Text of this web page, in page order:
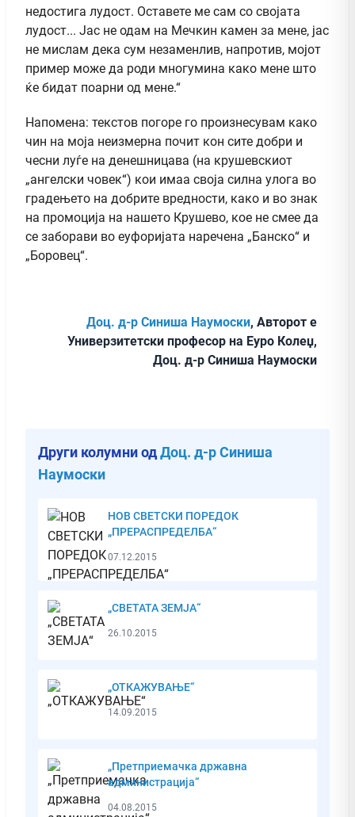
недостига лудост. Оставете ме сам со својата
лудост... Јас не одам на Мечкин камен за мене, јас
не мислам дека сум незаменлив, напротив, мојот
пример може да роди многумина како мене што
ќе бидат поарни од мене.“
Напомена: текстов погоре го произнесувам како
чин на моја неизмерна почит кон сите добри и
чесни луѓе на денешницава (на крушевскиот
„ангелски човек“) кои имаа своја силна улога во
градењето на добрите вредности, како и во знак
на промоција на нашето Крушево, кое не смее да
се заборави во еуфоријата наречена „Банско“ и
„Боровец“.
Доц. д-р Синиша Наумоски, Авторот е
Универзитетски професор на Еуро Колеџ,
Доц. д-р Синиша Наумоски
Други колумни одДоц. д-р Синиша
Наумоски
НОВ СВЕТСКИ ПОРЕДОК
„ПРЕРАСПРЕДЕЛБА“
07.12.2015
„СВЕТАТА ЗЕМЈА“
26.10.2015
„ОТКАЖУВАЊЕ“
14.09.2015
„Претприемачка државна
администрација“
04.08.2015